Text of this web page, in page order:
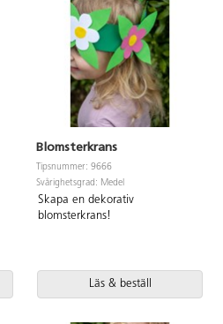
Blomsterkrans
Tipsnummer: 9666
Svårighetsgrad: Medel
Skapa en dekorativ
blomsterkrans!
Läs & beställ